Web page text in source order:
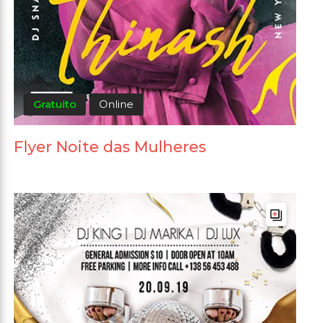
Gratuito Online
Flyer Noite das Mulheres